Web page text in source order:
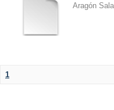
Aragón
1